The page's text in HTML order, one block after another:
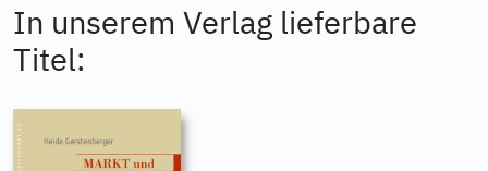
In unserem Verlag lieferbare
Titel: